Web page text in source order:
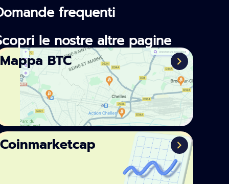
frequenti
le nostre altre pagine
Mappa BTC
Coinmarketcap